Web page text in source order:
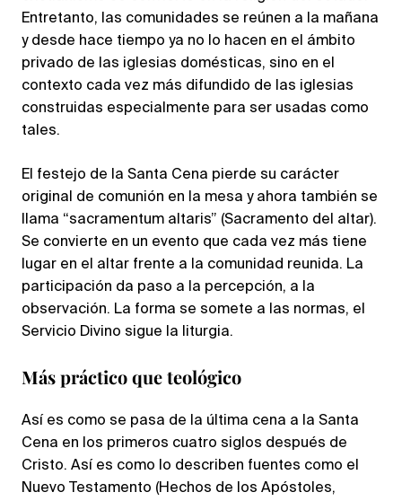
Entretanto, las comunidades se reúnen a la mañana
y desde hace tiempo ya no lo hacen en el ámbito
privado de las iglesias domésticas, sino en el
contexto cada vez más difundido de las iglesias
construidas especialmente para ser usadas como
tales.
El festejo de la Santa Cena pierde su carácter
original de comunión en la mesa y ahora también se
llama “sacramentum altaris” (Sacramento del altar).
Se convierte en un evento que cada vez más tiene
lugar en el altar frente a la comunidad reunida. La
participación da paso a la percepción, a la
observación. La forma se somete a las normas, el
Servicio Divino sigue la liturgia.
Más práctico que teológico
Así es como se pasa de la última cena a la Santa
Cena en los primeros cuatro siglos después de
Cristo. Así es como lo describen fuentes como el
Nuevo Testamento (Hechos de los Apóstoles,